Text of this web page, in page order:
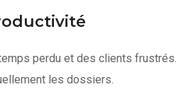
perdu et des clients
les dossiers.